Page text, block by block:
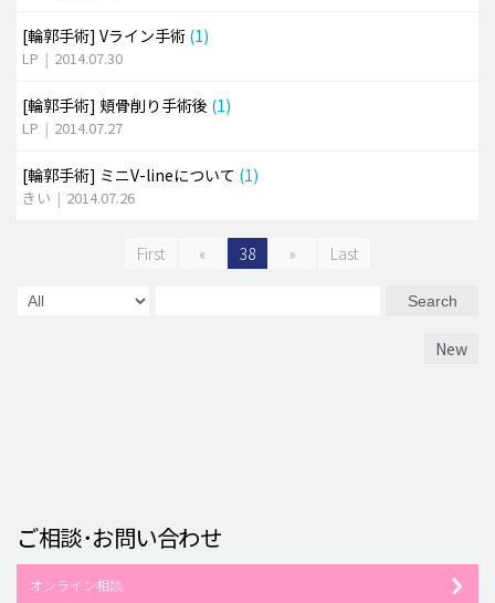
[輪郭手術] Vライン手術 (1)
LP | 2014.07.30
[輪郭手術] 頬骨削り手術後 (1)
LP | 2014.07.27
[輪郭手術] ミニV-lineについて (1)
きい | 2014.07.26
First « 38 » Last
Search
New
ご相談･お問い合わせ
オンライン相談